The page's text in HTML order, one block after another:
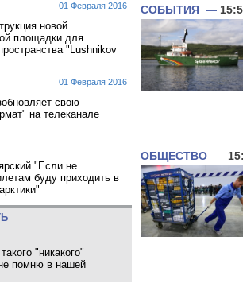
01 Февраля 2016
новой
площадки для
"Lushnikov
01 Февраля 2016
свою
на телеканале
"Если не
буду приходить в
"никакого"
помню в нашей
СОБЫТИЯ —
ОБЩЕСТВО —